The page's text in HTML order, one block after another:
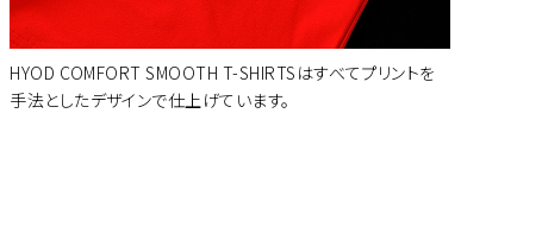
HYOD COMFORT SMOOTH T-SHIRTSはすべてプリントを
手法としたデザインで仕上げています。
カートに入れる